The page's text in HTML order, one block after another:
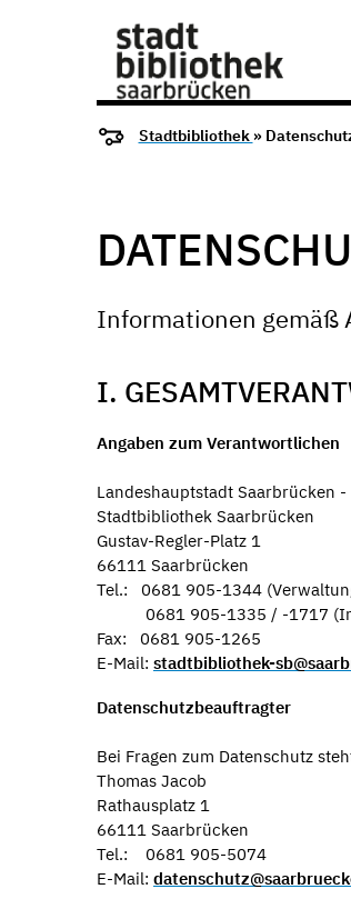
Stadtbibliothek »
Informationen gemäß
I.
Angaben zum Verantwortlichen
Landeshauptstadt Saarbrücken
Stadtbibliothek Saarbrücken
Gustav-Regler-Platz 1
66111 Saarbrücken
Tel.: 0681 905-1344
0681 905-1335 / -1717
Fax: 0681 905-1265
E-Mail: stadtbibliothek-
Datenschutzbeauftragter
Bei Fragen zum Datenschutz
Thomas Jacob
Rathausplatz 1
66111 Saarbrücken
Tel.: 0681 905-5074
E-Mail: